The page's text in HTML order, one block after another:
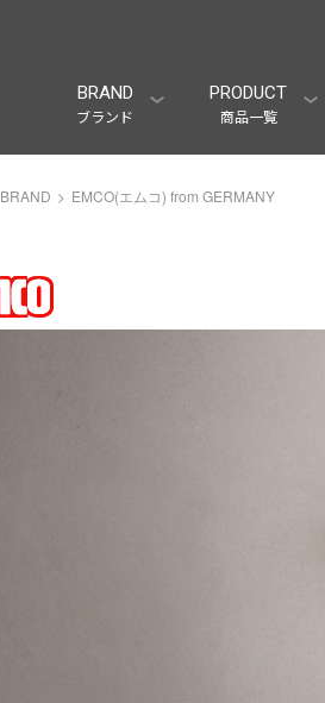
BRAND
ブランド
PRODUCT
商品一覧
BRAND EMCO(エムコ) from GERMANY